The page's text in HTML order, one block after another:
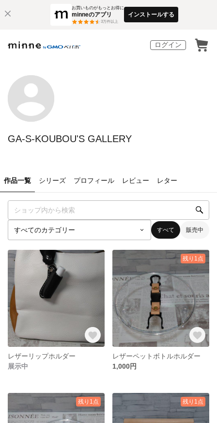
お買いものがもっとお得に
minneのアプリ
3万件以上
インストールする
ログイン
GA-S-KOUBOU'S GALLERY
作品一覧 シリーズ プロフィール レビュー レター
すべて 販売中
レザーリップホルダー
展示中
残り1点
レザーペットボトルホルダー
1,000円
残り1点 残り1点